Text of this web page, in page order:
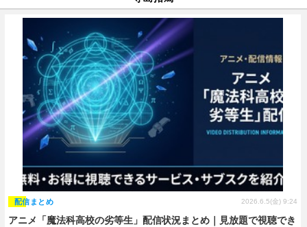
イベント
海外イベント ビジネス
俳優・タレント アーティスト
ビジネス
アニメ 実写
書評
ゲーム 座談会
動画
アニメ
アニメ！アニメ！TV ABEMA Cafe
連載・コラム
アニメ「魔法科高校の劣等生」配信状況まとめ｜見放題で視聴でき
配信まとめ 2026.6.5(金) 9:24